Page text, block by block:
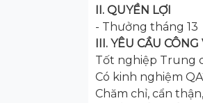
II. QUYỀN LỢI
- Thưởng tháng 13
III. YÊU CẦU CÔNG
Tốt nghiệp Trung
Có kinh nghiệm
Chăm chỉ, cẩn